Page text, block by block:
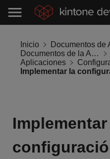
Inicio
Documentos de
Documentos de la API de Kintone
Aplicaciones